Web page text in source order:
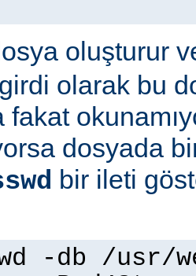
oluşturur
olarak bu
fakat
dosyada
bir ileti
-db /usr/